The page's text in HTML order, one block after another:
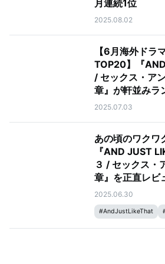
月連続1位
2025.08.02
【6月海外ドラ
TOP20】『
/ セックス・ア
章』が軒並みラ
2025.07.03
あの頃のワクワ
『AND JUST
３ / セックス・
章』を正直レビ
2025.06.30
#AndJustLikeThat